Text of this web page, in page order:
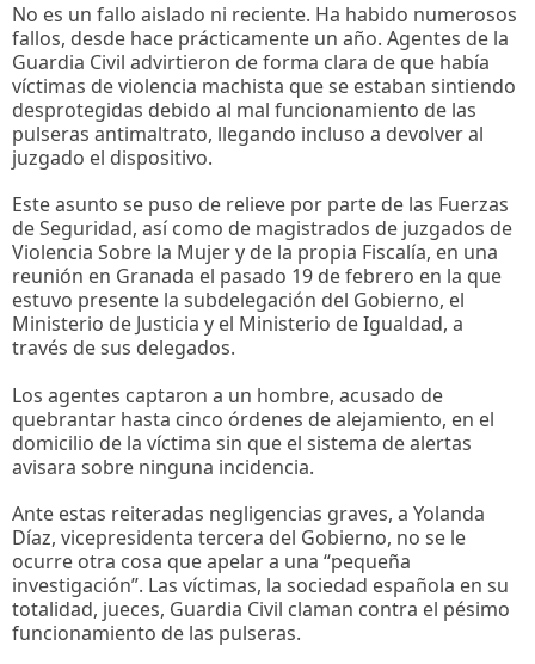
No es un fallo aislado ni reciente. Ha habido numerosos
fallos, desde hace prácticamente un año. Agentes de la
Guardia Civil advirtieron de forma clara de que había
víctimas de violencia machista que se estaban sintiendo
desprotegidas debido al mal funcionamiento de las
pulseras antimaltrato, llegando incluso a devolver al
juzgado el dispositivo.
Este asunto se puso de relieve por parte de las Fuerzas
de Seguridad, así como de magistrados de juzgados de
Violencia Sobre la Mujer y de la propia Fiscalía, en una
reunión en Granada el pasado 19 de febrero en la que
estuvo presente la subdelegación del Gobierno, el
Ministerio de Justicia y el Ministerio de Igualdad, a
través de sus delegados.
Los agentes captaron a un hombre, acusado de
quebrantar hasta cinco órdenes de alejamiento, en el
domicilio de la víctima sin que el sistema de alertas
avisara sobre ninguna incidencia.
Ante estas reiteradas negligencias graves, a Yolanda
Díaz, vicepresidenta tercera del Gobierno, no se le
ocurre otra cosa que apelar a una “pequeña
investigación”. Las víctimas, la sociedad española en su
totalidad, jueces, Guardia Civil claman contra el pésimo
funcionamiento de las pulseras.